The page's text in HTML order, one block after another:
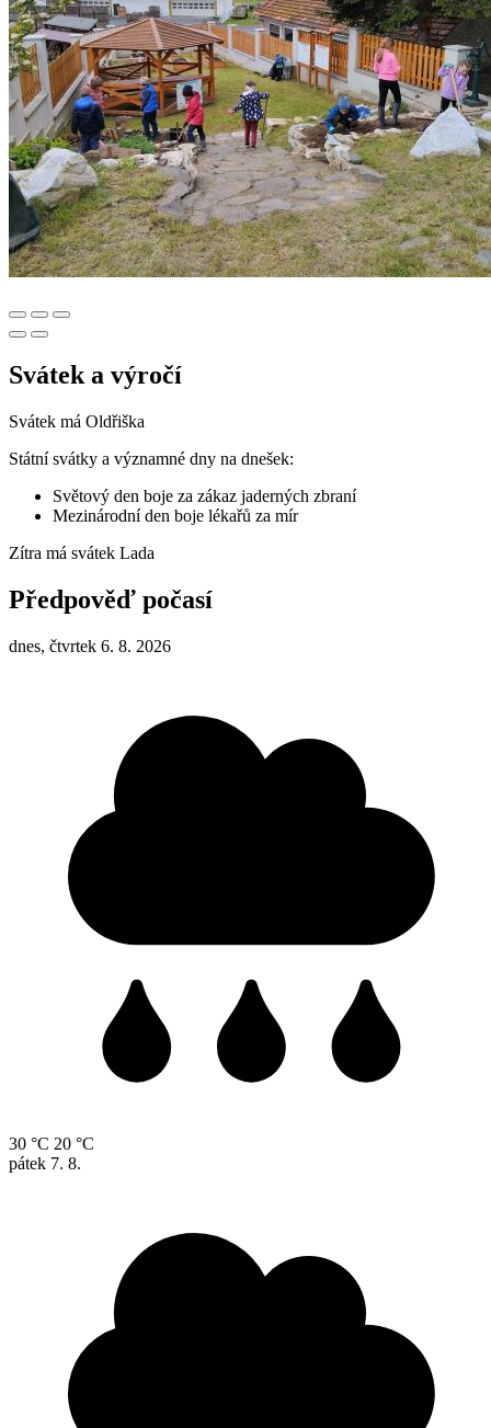
Svátek a výročí
Svátek má Oldřiška
Státní svátky a významné dny na dnešek:
Světový den boje za zákaz jaderných zbraní
Mezinárodní den boje lékařů za mír
Zítra má svátek Lada
Předpověď počasí
dnes, čtvrtek 6. 8. 2026
30 °C 20 °C
pátek 7. 8.